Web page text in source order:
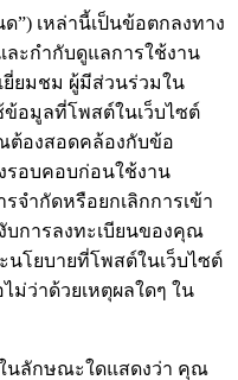
”) เหล่านี้เป็นข้อตกลงทาง
ละกำกับดูแลการใช้งาน
ยี่ยมชม ผู้มีส่วนร่วมใน
ข้อมูลที่โพสต์ในเว็บไซต์
ต้องสอดคล้องกับข้อ
รอบคอบก่อนใช้งาน
จำกัดหรือยกเลิกการเข้า
บการลงทะเบียนของคุณ
โยบายที่โพสต์ในเว็บไซต์
ม่ว่าด้วยเหตุผลใดๆ ใน
ในลักษณะใดแสดงว่า คุณ